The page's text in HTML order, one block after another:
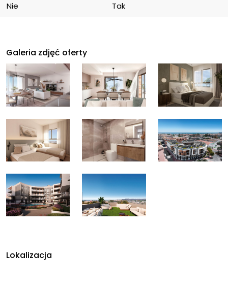
Nie
Tak
Galeria zdjęć oferty
Lokalizacja